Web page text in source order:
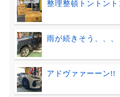
整理整頓トントント
雨が続きそう、、、
アドヴァァーーン!!